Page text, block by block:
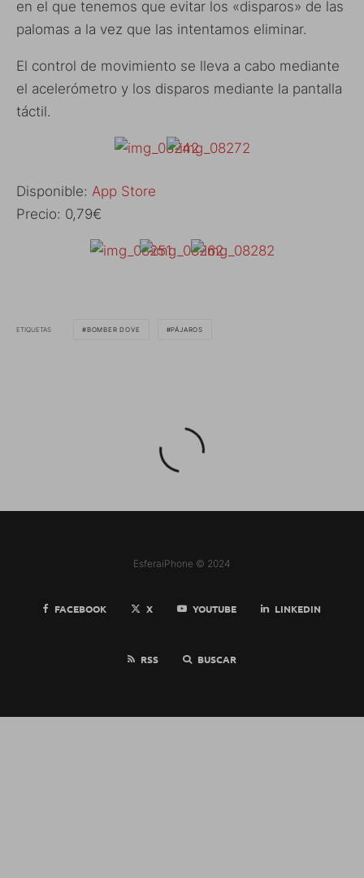
en el que tenemos que evitar los «disparos» de las
palomas a la vez que las intentamos eliminar.
El control de movimiento se lleva a cabo mediante
el acelerómetro y los disparos mediante la pantalla
táctil.
Disponible: App Store
Precio: 0,79€
ETIQUETAS BOMBER DOVE PÁJAROS
EsferaiPhone © 2024
FACEBOOK X YOUTUBE LINKEDIN
RSS BUSCAR